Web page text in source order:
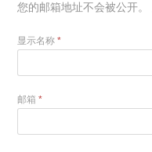
您的邮箱地址不会被公开。
显示名称*
邮箱*